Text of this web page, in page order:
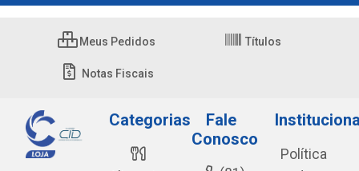
Meus Pedidos Títulos
Notas Fiscais
Categorias
Fale
Conosco
Política